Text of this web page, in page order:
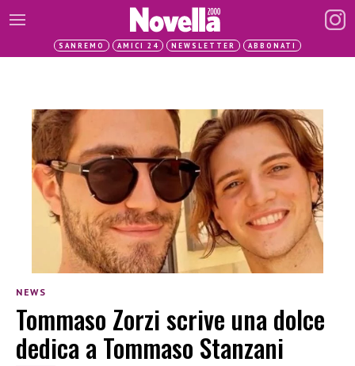
SANREMO AMICI 24 NEWSLETTER ABBONATI
NEWS
Tommaso Zorzi scrive una dolce
dedica a Tommaso Stanzani